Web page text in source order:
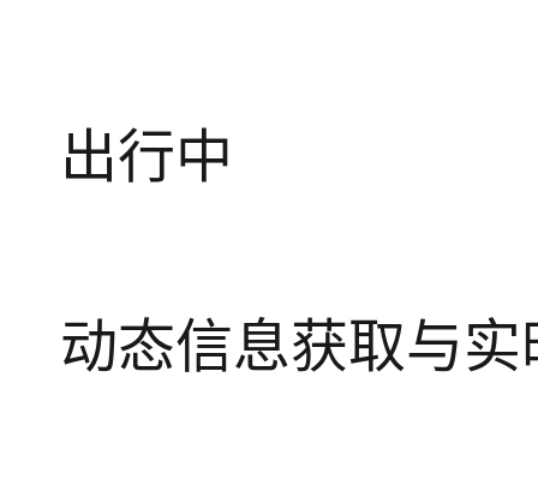
出行中
动态信息获取与实